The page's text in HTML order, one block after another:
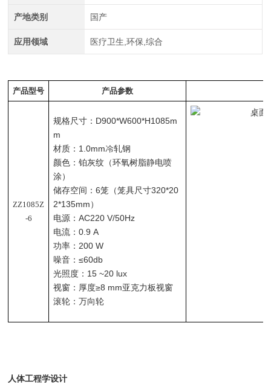
产地类别 国产
应用领域 医疗卫生,环保,综合
产品型号 产品参数
ZZ1085Z
-6
规格尺⼨：D900*W600*H1085m
m
材质：1.0mm冷轧钢
颜⾊：铂灰纹（环氧树脂静电喷
涂）
储存空间：6笼（笼具尺⼨320*20
2*135mm）
电源：AC220 V/50Hz
电流：0.9 A
功率：200 W
噪⾳：≤60db
光照度：15 ~20 lux
视窗：厚度≥8 mm亚克⼒板视窗
滚轮：万向轮
人体工程学设计